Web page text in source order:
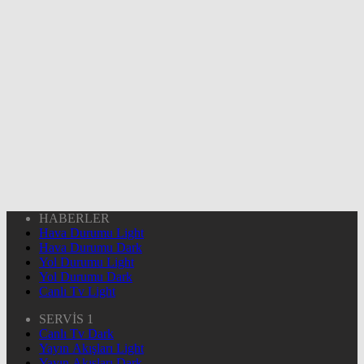
HABERLER
Hava Durumu Light
Hava Durumu Dark
Yol Durumu Light
Yol Durumu Dark
Canlı Tv Light
SERVİS 1
Canlı Tv Dark
Yayın Akışları Light